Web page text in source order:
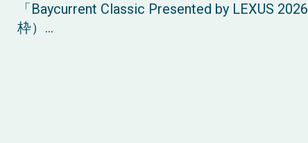
「Baycurrent Classic Presented by LEXUS
枠）...